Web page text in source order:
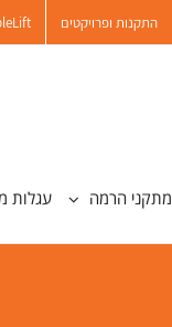
התקנות ופרויקטים
מתקני הרמה עגלות